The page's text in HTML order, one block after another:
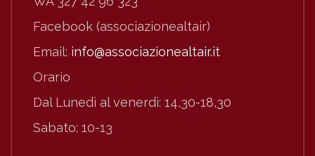
Facebook (associazionealtair)
Email: info@associazionealtair.it
Orario
Dal Lunedì al venerdì: 14,30-18,30
Sabato: 10-13